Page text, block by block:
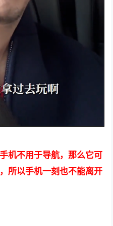
机不用于导航，那么它可
所以手机一刻也不能离开